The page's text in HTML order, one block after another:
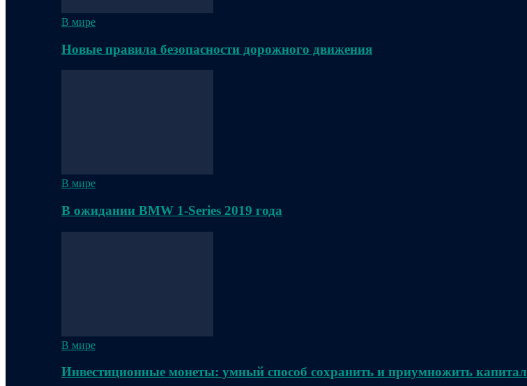
В мире
Новые правила безопасности дорожного движения
В мире
В ожидании BMW 1-Series 2019 года
В мире
Инвестиционные монеты: умный способ сохранить и приумножить капитал